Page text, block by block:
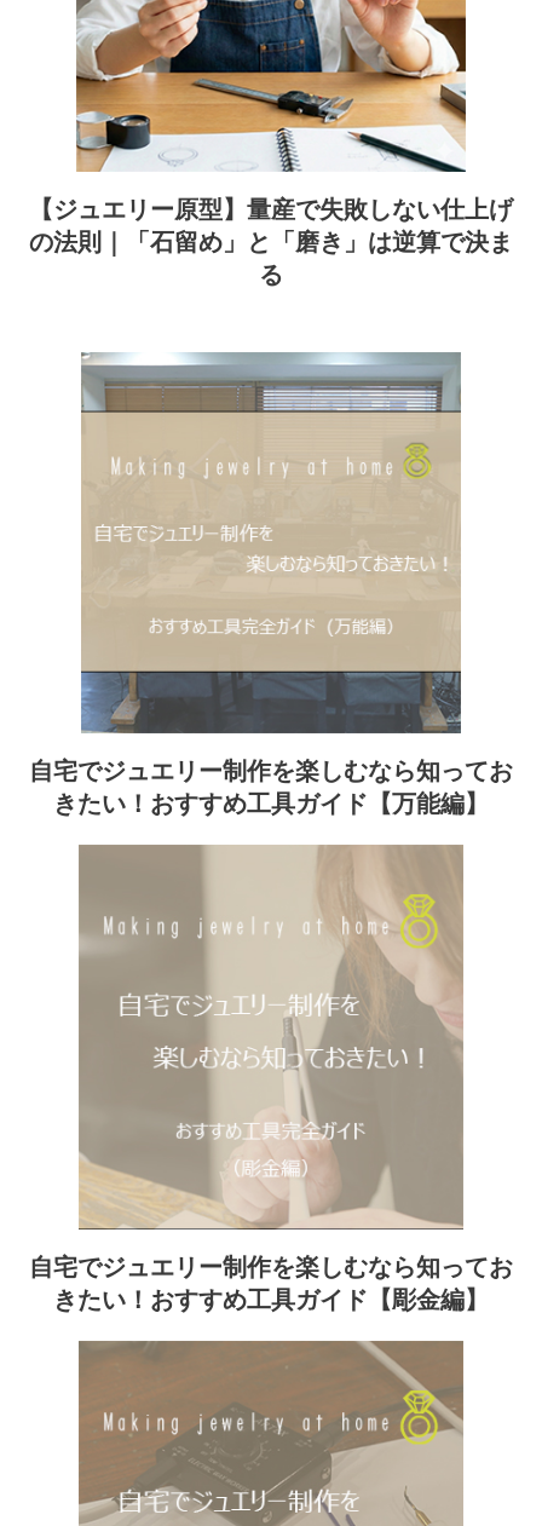
【ジュエリー原型】量産で失敗しない仕上げ
の法則｜「石留め」と「磨き」は逆算で決ま
る
自宅でジュエリー制作を楽しむなら知ってお
きたい！おすすめ工具ガイド【万能編】
自宅でジュエリー制作を楽しむなら知ってお
きたい！おすすめ工具ガイド【彫金編】